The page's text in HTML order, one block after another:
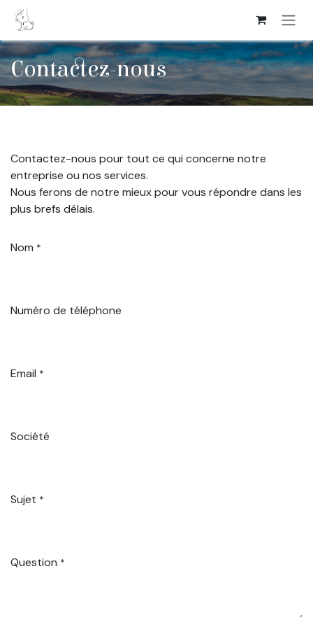
Se rendre au contenu
Contactez-nous
Contactez-nous pour tout ce qui concerne notre
entreprise ou nos services.
Nous ferons de notre mieux pour vous répondre dans les
plus brefs délais.
Nom *
Numéro de téléphone
Email *
Société
Sujet *
Question *